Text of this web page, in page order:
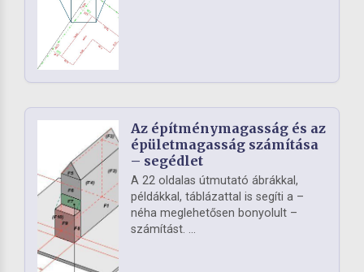
Az építménymagasság és az
épületmagasság számítása
– segédlet
A 22 oldalas útmutató ábrákkal,
példákkal, táblázattal is segíti a –
néha meglehetősen bonyolult –
számítást. ...